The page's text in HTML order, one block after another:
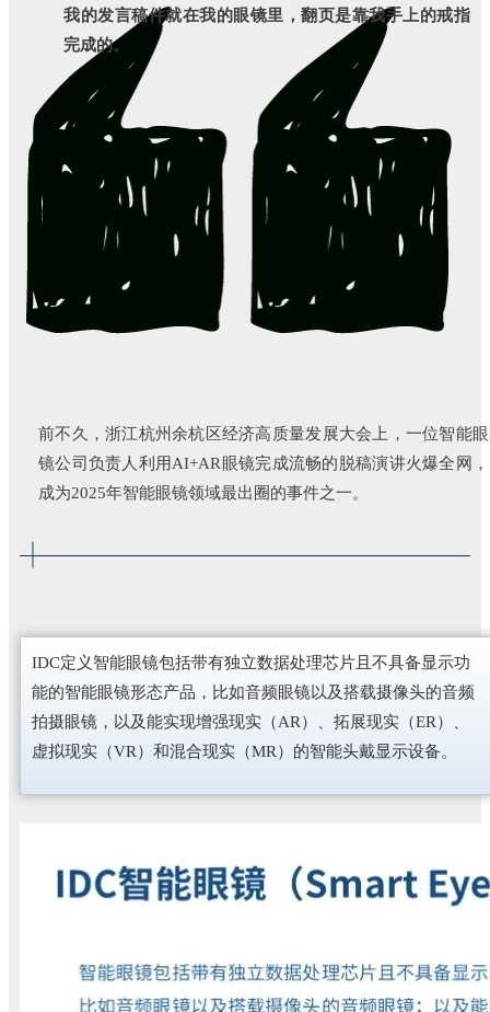
我的发言稿件就在我的眼镜里，翻页是靠我手上的戒指
完成的。
前不久，浙江杭州余杭区经济高质量发展大会上，一位智能眼
镜公司负责人利用AI+AR眼镜完成流畅的脱稿演讲火爆全网，
成为2025年智能眼镜领域最出圈的事件之一。
IDC定义智能眼镜包括带有独立数据处理芯片且不具备显示功
能的智能眼镜形态产品，比如音频眼镜以及搭载摄像头的音频
拍摄眼镜，以及能实现增强现实（AR）、拓展现实（ER）、
虚拟现实（VR）和混合现实（MR）的智能头戴显示设备。